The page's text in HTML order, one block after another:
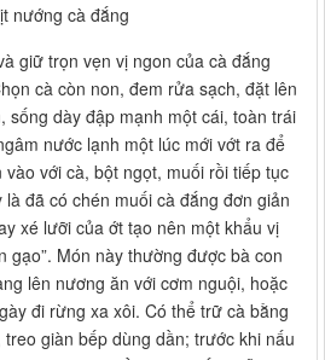
nướng cà đắng
giữ trọn vẹn vị ngon của cà đắng
cà còn non, đem rửa sạch, đặt lên
sống dày đập mạnh một cái, toàn trái
nước lạnh một lúc mới vớt ra để
với cà, bột ngọt, muối rồi tiếp tục
đã có chén muối cà đắng đơn giản
xé lưỡi của ớt tạo nên một khẩu vị
gạo”. Món này thường được bà con
lên nương ăn với cơm nguội, hoặc
đi rừng xa xôi. Có thể trữ cà bằng
giàn bếp dùng dần; trước khi nấu